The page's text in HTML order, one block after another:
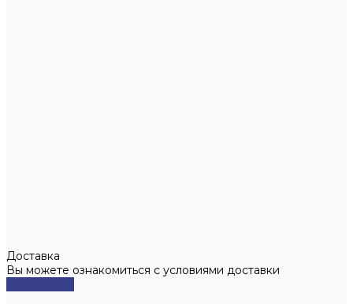
Доставка
Вы можете ознакомиться с условиями доставки